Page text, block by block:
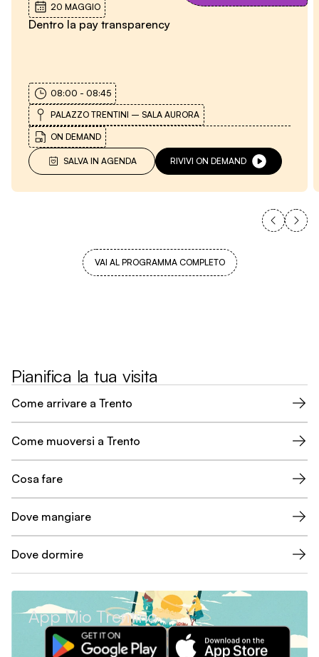
20 MAGGIO
Dentro la pay transparency
08:00 - 08:45
PALAZZO TRENTINI – SALA AURORA
ON DEMAND
SALVA IN AGENDA RIVIVI ON DEMAND
VAI AL PROGRAMMA COMPLETO
Pianifica la tua visita
Come arrivare a Trento
Come muoversi a Trento
Cosa fare
Dove mangiare
Dove dormire
App Mio Trentino